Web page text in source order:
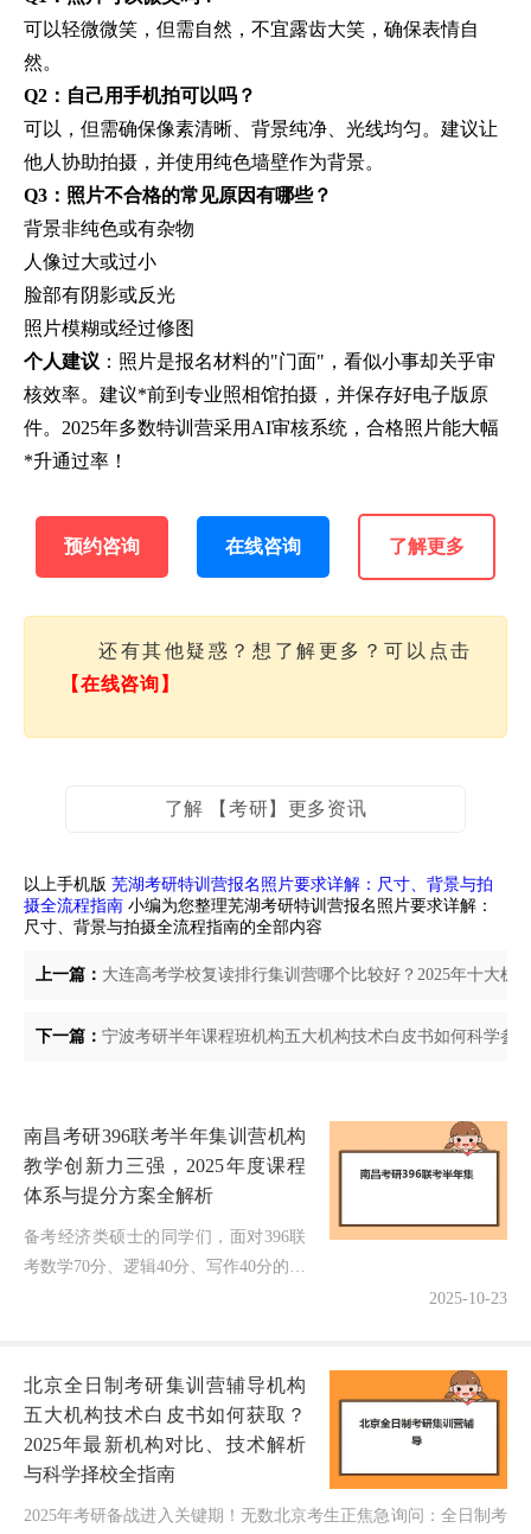
可以轻微微笑，但需自然，不宜露齿大笑，确保表情自
然。
Q2：自己用手机拍可以吗？
可以，但需确保像素清晰、背景纯净、光线均匀。建议让
他人协助拍摄，并使用纯色墙壁作为背景。
Q3：照片不合格的常见原因有哪些？
背景非纯色或有杂物
人像过大或过小
脸部有阴影或反光
照片模糊或经过修图
个人建议 ：照片是报名材料的"门面"，看似小事却关乎审
核效率。建议*前到专业照相馆拍摄，并保存好电子版原
件。2025年多数特训营采用AI审核系统，合格照片能大幅
*升通过率！
预约咨询 在线咨询 了解更多
还有其他疑惑？想了解更多？可以点击
【在线咨询】
了解 【考研】更多资讯
以上手机版 芜湖考研特训营报名照片要求详解：尺寸、背景与拍
摄全流程指南 小编为您整理芜湖考研特训营报名照片要求详解：
尺寸、背景与拍摄全流程指南的全部内容
上一篇： 大连高考学校复读排行集训营哪个比较好？2025年十大机
下一篇： 宁波考研半年课程班机构五大机构技术白皮书如何科学参
南昌考研396联考半年集训营机构
教学创新力三强，2025年度课程
体系与提分方案全解析
备考经济类硕士的同学们，面对396联
考数学70分、逻辑40分、写作40分的分
2025-10-23
北京全日制考研集训营辅导机构
五大机构技术白皮书如何获取？
2025年最新机构对比、技术解析
与科学择校全指南
2025年考研备战进入关键期！无数北京考生正焦急询问：全日制考